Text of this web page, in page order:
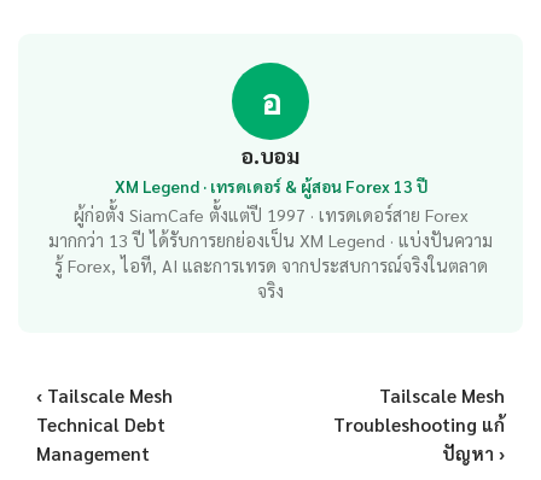
อ
อ.บอม
XM Legend · เทรดเดอร์ & ผู้สอน Forex 13 ปี
ผู้ก่อตั้ง SiamCafe ตั้งแต่ปี 1997 · เทรดเดอร์สาย Forex
มากกว่า 13 ปี ได้รับการยกย่องเป็น XM Legend · แบ่งปันความ
รู้ Forex, ไอที, AI และการเทรด จากประสบการณ์จริงในตลาด
จริง
‹ Tailscale Mesh
Technical Debt
Management
Tailscale Mesh
Troubleshooting แก้
ปัญหา ›